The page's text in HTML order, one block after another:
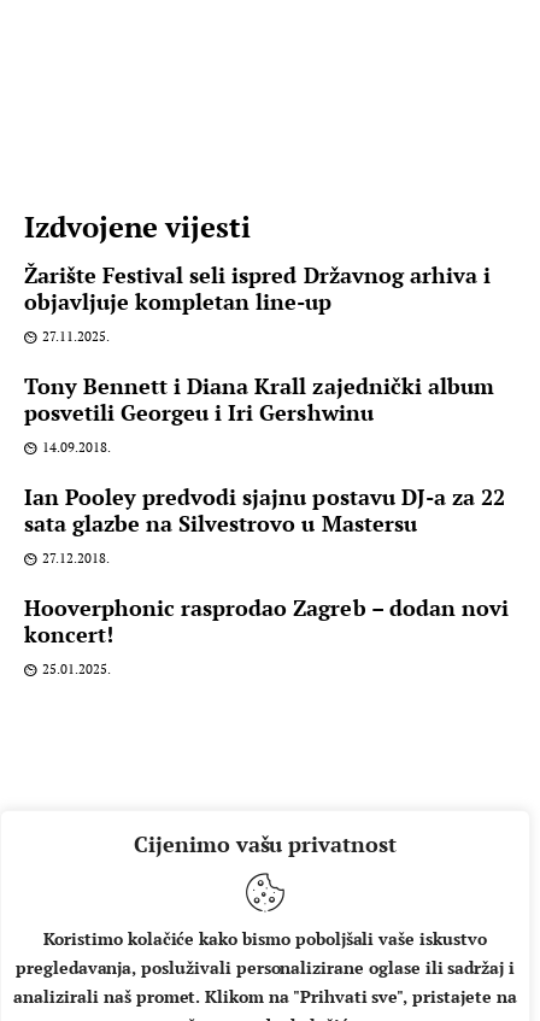
Cijenimo vašu privatnost
Koristimo kolačiće kako bismo poboljšali vaše iskustvo
pregledavanja, posluživali personalizirane oglase ili sadržaj i
analizirali naš promet. Klikom na "Prihvati sve", pristajete na
Izdvojene vijesti
Žarište Festival seli ispred Državnog arhiva i
objavljuje kompletan line-up
27.11.2025.
Tony Bennett i Diana Krall zajednički album
posvetili Georgeu i Iri Gershwinu
14.09.2018.
Ian Pooley predvodi sjajnu postavu DJ-a za 22
sata glazbe na Silvestrovo u Mastersu
27.12.2018.
Hooverphonic rasprodao Zagreb – dodan novi
koncert!
25.01.2025.
O NAMA IMPRESSUM UVJETI KORIŠTENJA